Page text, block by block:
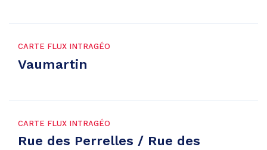
CARTE FLUX INTRAGÉO
Vaumartin
CARTE FLUX INTRAGÉO
Rue des Perrelles / Rue des